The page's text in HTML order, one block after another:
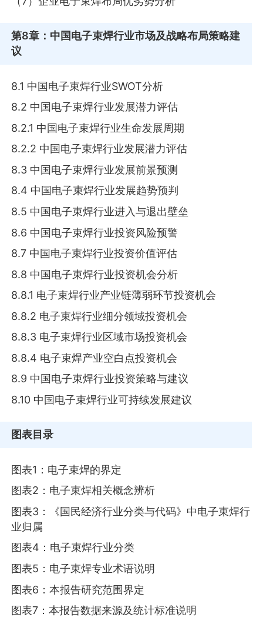
第8章 ：中国电子束焊行业市场及战略布局策略建
议
8.1 中国电子束焊行业SWOT分析
8.2 中国电子束焊行业发展潜力评估
8.2.1 中国电子束焊行业生命发展周期
8.2.2 中国电子束焊行业发展潜力评估
8.3 中国电子束焊行业发展前景预测
8.4 中国电子束焊行业发展趋势预判
8.5 中国电子束焊行业进入与退出壁垒
8.6 中国电子束焊行业投资风险预警
8.7 中国电子束焊行业投资价值评估
8.8 中国电子束焊行业投资机会分析
8.8.1 电子束焊行业产业链薄弱环节投资机会
8.8.2 电子束焊行业细分领域投资机会
8.8.3 电子束焊行业区域市场投资机会
8.8.4 电子束焊产业空白点投资机会
8.9 中国电子束焊行业投资策略与建议
8.10 中国电子束焊行业可持续发展建议
图表目录
图表1：电子束焊的界定
图表2：电子束焊相关概念辨析
图表3：《国民经济行业分类与代码》中电子束焊行
业归属
图表4：电子束焊行业分类
图表5：电子束焊专业术语说明
图表6：本报告研究范围界定
图表7：本报告数据来源及统计标准说明